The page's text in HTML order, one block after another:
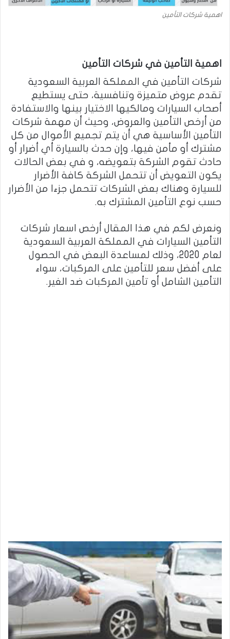
اهمية شركات التأمين
اهمية التأمين في شركات التأمين
شركات التأمين في المملكة العربية السعودية
تقدم عروض متميزة وتنافسية، حتى يستطيع
أصحاب السيارات ومالكيها الاختيار بينها والاستفادة
من أرخص التأمين والعروض، وحيث أن مهمة شركات
التأمين الأساسية هي أن يتم تجميع الأموال من كل
مشترك أو مأمن فيها، وإن حدث بالسيارة أي أضرار أو
حادث تقوم الشركة بتعويضه، و في بعض الحالات
يكون التعويض أن تتحمل الشركة كافة الأضرار
للسيارة وهناك بعض الشركات تتحمل جزءا من الأضرار
حسب نوع التأمين المشترك به.
ونعرض لكم في هذا المقال أرخص اسعار شركات
التأمين السيارات في المملكة العربية السعودية
لعام 2020، وذلك لمساعدة البعض في الحصول
على أفضل سعر للتأمين على المركبات، سواء
التأمين الشامل أو تأمين المركبات ضد الغير.